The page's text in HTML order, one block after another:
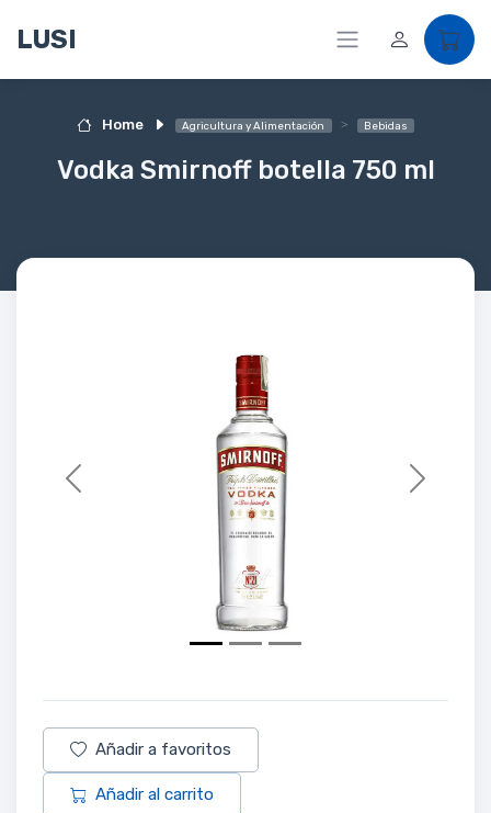
LUSI
Home Agricultura y Alimentación Bebidas
Vodka Smirnoff botella 750 ml
Previous Next
Añadir a favoritos
Añadir al carrito